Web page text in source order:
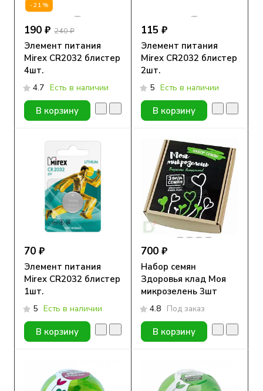
-21%
190 ₽ 240 ₽
Элемент питания
Mirex CR2032 блистер
4шт.
4.7 Есть в наличии
В корзину
115 ₽
Элемент питания
Mirex CR2032 блистер
2шт.
5 Есть в наличии
В корзину
70 ₽
Элемент питания
Mirex CR2032 блистер
1шт.
5 Есть в наличии
В корзину
700 ₽
Набор семян
Здоровья клад Моя
микрозелень 3шт
4.8 Под заказ
В корзину